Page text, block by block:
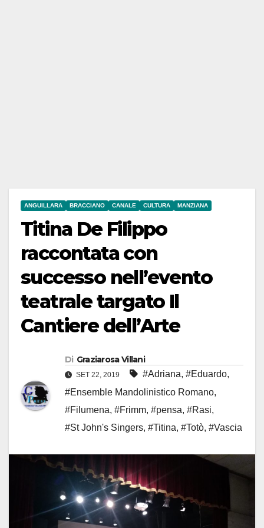
ANGUILLARA BRACCIANO CANALE CULTURA MANZIANA
Titina De Filippo
raccontata con
successo nell’evento
teatrale targato Il
Cantiere dell’Arte
Di Graziarosa Villani
SET 22, 2019 #Adriana, #Eduardo,
#Ensemble Mandolinistico Romano,
#Filumena, #Frimm, #pensa, #Rasi,
#St John's Singers, #Titina, #Totò, #Vascia